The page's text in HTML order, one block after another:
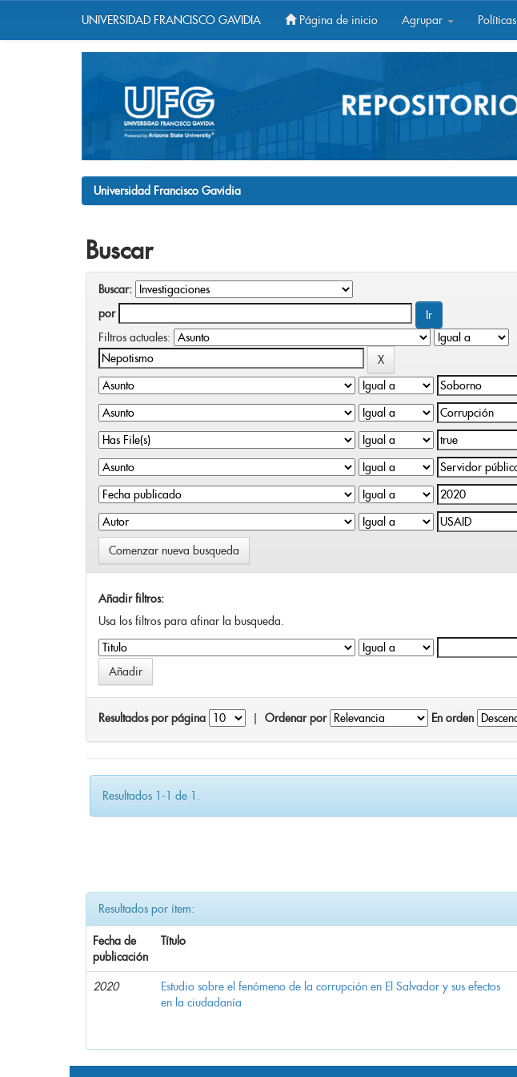
UNIVERSIDAD FRANCISCO GAVIDIA Página de inicio Agrupar Políticas
Universidad Francisco Gavidia
Buscar
Buscar:
por
Filtros actuales:
Comenzar nueva busqueda
Añadir filtros:
Usa los filtros para afinar la busqueda.
Resultados por página Ordenar por En orden
Resultados 1-1 de 1.
Resultados por ítem:
Fecha de
publicación
Título
2020
Estudio sobre el fenómeno de la corrupción en El Salvador y sus efectos
en la ciudadanía